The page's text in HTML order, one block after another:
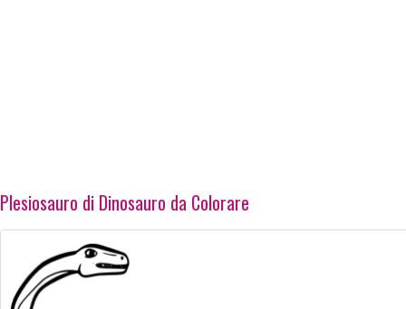
Plesiosauro di Dinosauro da Colorare